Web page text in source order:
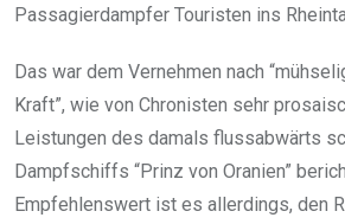
Passagierdampfer Touristen ins
Das war dem Vernehmen nach
Kraft”, wie von Chronisten sehr
Leistungen des damals flussabwärts
Dampfschiffs “Prinz von Oranien”
Empfehlenswert ist es allerdings, den